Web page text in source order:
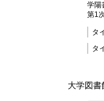
学陽
第1
タ
タ
大学図